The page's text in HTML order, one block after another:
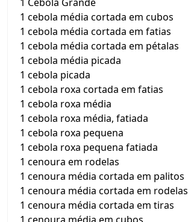
1 cebola média cortada em cubos
1 cebola média cortada em fatias
1 cebola média cortada em pétalas
1 cebola média picada
1 cebola picada
1 cebola roxa cortada em fatias
1 cebola roxa média
1 cebola roxa média, fatiada
1 cebola roxa pequena
1 cebola roxa pequena fatiada
1 cenoura em rodelas
1 cenoura média cortada em palitos
1 cenoura média cortada em rodelas
1 cenoura média cortada em tiras